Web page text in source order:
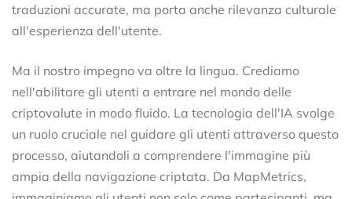
traduzioni accurate, ma porta anche rilevanza culturale
all'esperienza dell'utente.
Ma il nostro impegno va oltre la lingua. Crediamo
nell'abilitare gli utenti a entrare nel mondo delle
criptovalute in modo fluido. La tecnologia dell'IA svolge
un ruolo cruciale nel guidare gli utenti attraverso questo
processo, aiutandoli a comprendere l'immagine più
ampia della navigazione criptata. Da MapMetrics,